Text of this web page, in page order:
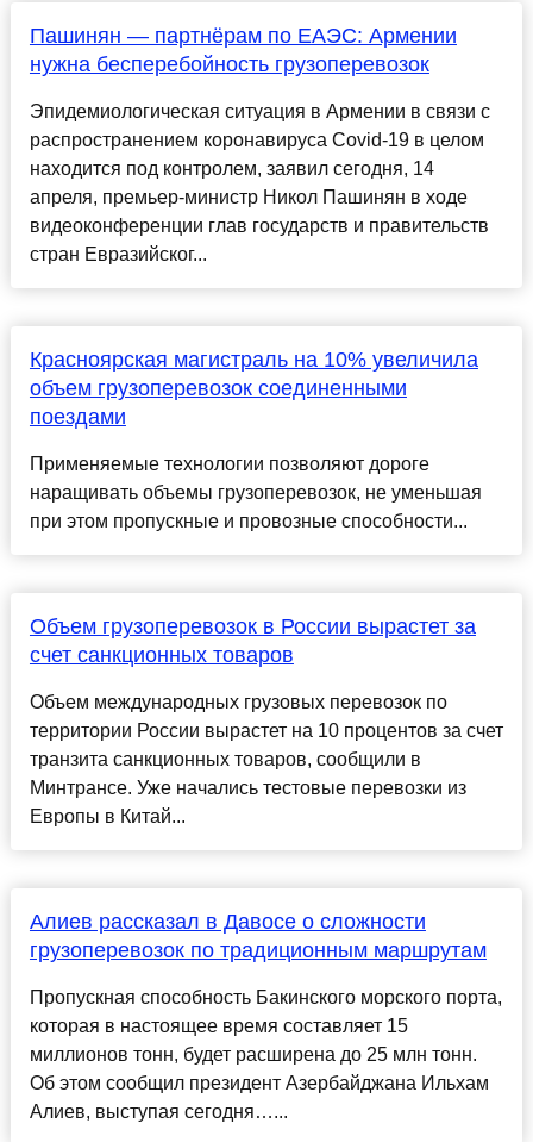
Пашинян — партнёрам по ЕАЭС: Армении
нужна бесперебойность грузоперевозок
Эпидемиологическая ситуация в Армении в связи с
распространением коронавируса Covid-19 в целом
находится под контролем, заявил сегодня, 14
апреля, премьер-министр Никол Пашинян в ходе
видеоконференции глав государств и правительств
стран Евразийског...
Красноярская магистраль на 10% увеличила
объем грузоперевозок соединенными
поездами
Применяемые технологии позволяют дороге
наращивать объемы грузоперевозок, не уменьшая
при этом пропускные и провозные способности...
Объем грузоперевозок в России вырастет за
счет санкционных товаров
Объем международных грузовых перевозок по
территории России вырастет на 10 процентов за счет
транзита санкционных товаров, сообщили в
Минтрансе. Уже начались тестовые перевозки из
Европы в Китай...
Алиев рассказал в Давосе о сложности
грузоперевозок по традиционным маршрутам
Пропускная способность Бакинского морского порта,
которая в настоящее время составляет 15
миллионов тонн, будет расширена до 25 млн тонн.
Об этом сообщил президент Азербайджана Ильхам
Алиев, выступая сегодня…...